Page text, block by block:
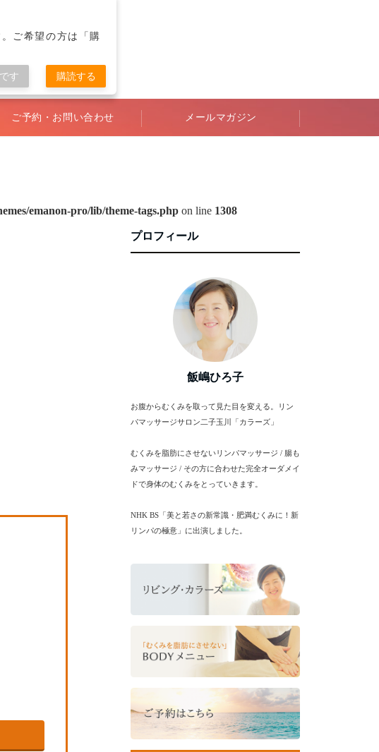
ご予約・お問い合わせ メールマガジン
emanon-pro/lib/theme-tags.php on line 1308
プロフィール
飯嶋ひろ子
お腹からむくみを取って見た目を変える。リン
パマッサージサロン二子玉川「カラーズ」
むくみを脂肪にさせないリンパマッサージ / 腸も
みマッサージ / その方に合わせた完全オーダメイ
ドで身体のむくみをとっていきます。
NHK BS「美と若さの新常識・肥満むくみに！新
リンパの極意」に出演しました。
ご希望の方は「購
す 購読する